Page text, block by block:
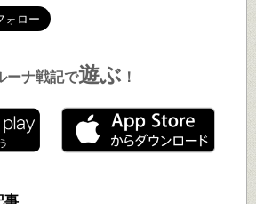
ーナ戦記で遊ぶ ！
事